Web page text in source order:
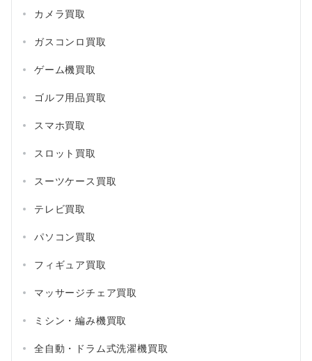
カメラ買取
ガスコンロ買取
ゲーム機買取
ゴルフ用品買取
スマホ買取
スロット買取
スーツケース買取
テレビ買取
パソコン買取
フィギュア買取
マッサージチェア買取
ミシン・編み機買取
全自動・ドラム式洗濯機買取